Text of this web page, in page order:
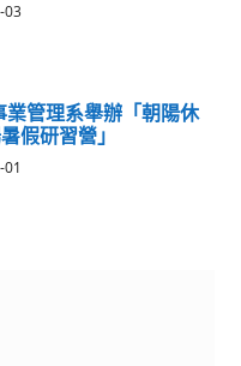
03
管理系舉辦「朝陽休
假研習營」